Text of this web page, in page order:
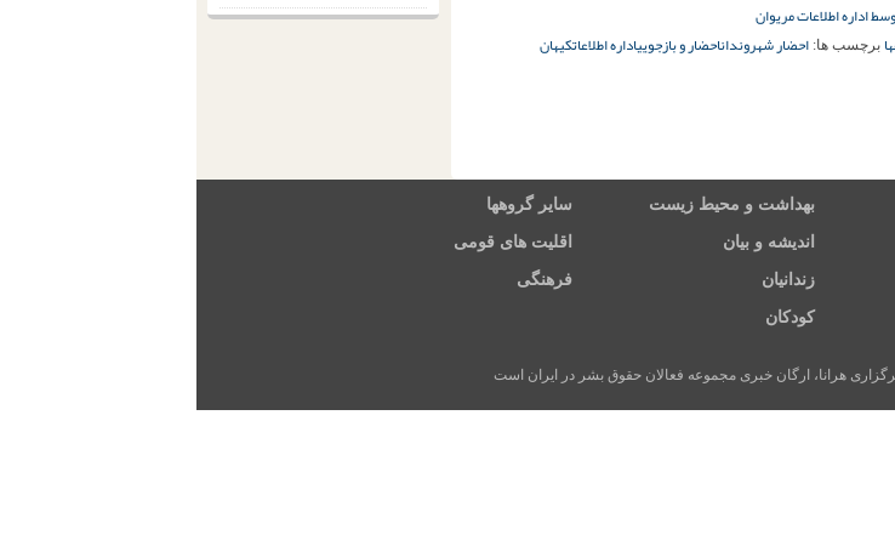
اداره اطلاعات مریوان
برچسب ها: احضار شهرونداناحضار و بازجوییاداره اطلاعاتکیهان
بهداشت و محیط زیست سایر گروهها
اندیشه و بیان اقلیت های قومی
زندانیان فرهنگی
کودکان